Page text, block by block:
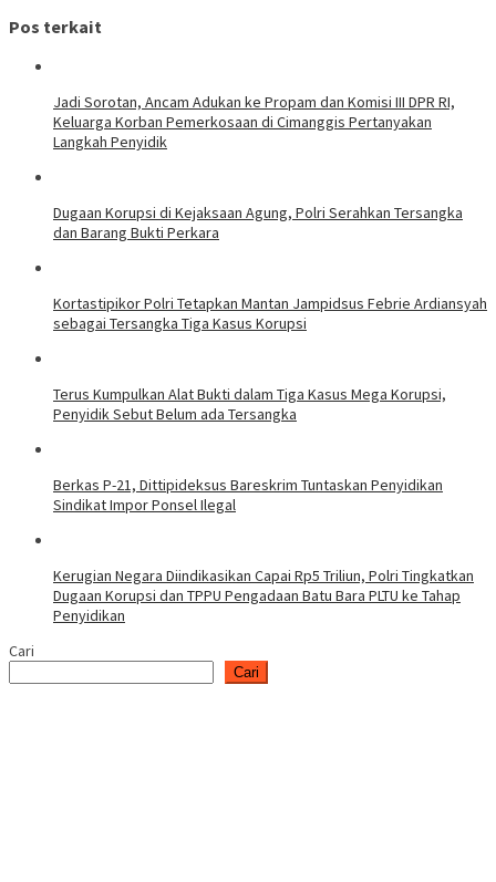
Pos terkait
Jadi Sorotan, Ancam Adukan ke Propam dan Komisi III DPR RI,
Keluarga Korban Pemerkosaan di Cimanggis Pertanyakan
Langkah Penyidik
Dugaan Korupsi di Kejaksaan Agung, Polri Serahkan Tersangka
dan Barang Bukti Perkara
Kortastipikor Polri Tetapkan Mantan Jampidsus Febrie Ardiansyah
sebagai Tersangka Tiga Kasus Korupsi
Terus Kumpulkan Alat Bukti dalam Tiga Kasus Mega Korupsi,
Penyidik Sebut Belum ada Tersangka
Berkas P-21, Dittipideksus Bareskrim Tuntaskan Penyidikan
Sindikat Impor Ponsel Ilegal
Kerugian Negara Diindikasikan Capai Rp5 Triliun, Polri Tingkatkan
Dugaan Korupsi dan TPPU Pengadaan Batu Bara PLTU ke Tahap
Penyidikan
Cari
Cari